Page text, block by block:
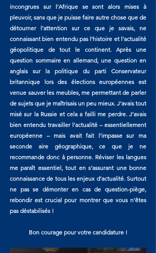
incongrues sur l’Afrique se sont alors mises à
pleuvoir, sans que je puisse faire autre chose que de
détourner l’attention sur ce que je savais, ne
connaissant bien entendu pas l’histoire et l’actualité
géopolitique de tout le continent. Après une
question sommaire en allemand, une question en
anglais sur la politique du parti Conservateur
britannique lors des élections européennes est
venue sauver les meubles, me permettant de parler
de sujets que je maîtrisais un peu mieux. J’avais tout
misé sur la Russie et cela a failli me perdre. J’avais
bien entendu travailler l’actualité – essentiellement
européenne – mais avait fait l’impasse sur ma
seconde aire géographique, ce que je ne
recommande donc à personne. Réviser les langues
me paraît essentiel, tout en s’assurant une bonne
connaissance de tous les enjeux d’actualité. Surtout
ne pas se démonter en cas de question-piège,
rebondir est crucial pour montrer que vous n’êtes
pas déstabilisés !
Bon courage pour votre candidature !